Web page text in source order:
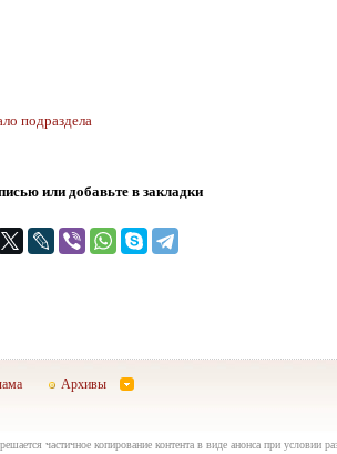
подраздела
или добавьте в закладки
Архивы
частичное копирование контента в виде анонса при условии